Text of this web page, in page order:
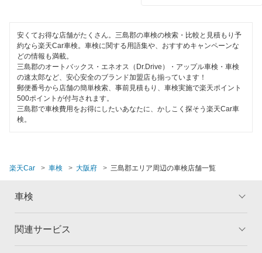
四條畷市
吹田市
摂津市
泉南郡
高石市
高槻市
豊中市
120分以内の車検
1日車検
夜間受付
整備保証
安くてお得な店舗がたくさん。三島郡の車検の検索・比較と見積もり予
約なら楽天Car車検。車検に関する用語集や、おすすめキャンペーンな
どの情報も満載。
三島郡のオートバックス・エネオス（Dr.Drive）・アップル車検・車検
の速太郎など、安心安全のブランド加盟店も揃っています！
郵便番号から店舗の簡単検索、事前見積もり、車検実施で楽天ポイント
500ポイントが付与されます。
三島郡で車検費用をお得にしたいあなたに、かしこく探そう楽天Car車
検。
楽天Car 車検 大阪府 三島郡エリア周辺の車検店舗一覧
車検
トップ
関連サービス